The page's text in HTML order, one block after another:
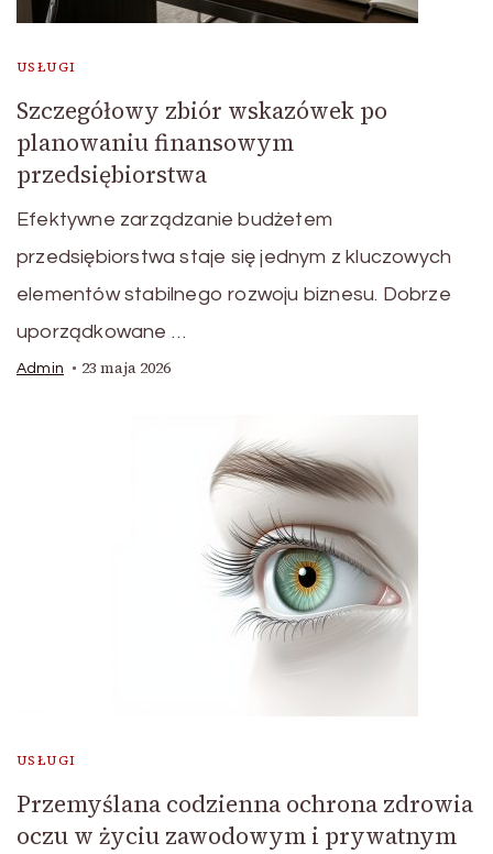
USŁUGI
Szczegółowy zbiór wskazówek po
planowaniu finansowym
przedsiębiorstwa
Efektywne zarządzanie budżetem
przedsiębiorstwa staje się jednym z kluczowych
elementów stabilnego rozwoju biznesu. Dobrze
uporządkowane …
Admin 23 maja 2026
USŁUGI
Przemyślana codzienna ochrona zdrowia
oczu w życiu zawodowym i prywatnym